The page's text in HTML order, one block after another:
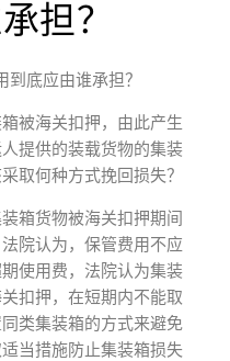
担？
底应由谁承担？
被海关扣押，由此产生
提供的装载货物的集装
取何种方式挽回损失？
箱货物被海关扣押期间
院认为，保管费用不应
使用费，法院认为集装
扣押，在短期内不能取
类集装箱的方式来避免
当措施防止集装箱损失